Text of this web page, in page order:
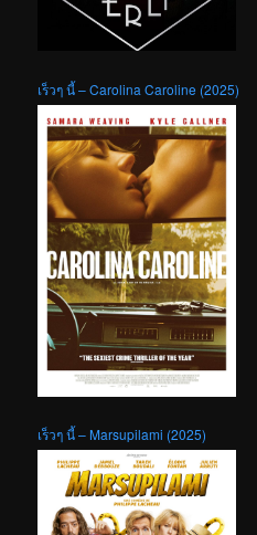
เร็วๆ นี้ – Carolina Caroline (2025)
เร็วๆ นี้ – Marsupilami (2025)